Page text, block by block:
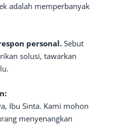
adalah memperbanyak
personal. Sebut
solusi, tawarkan
Ibu Sinta. Kami mohon
menyenangkan